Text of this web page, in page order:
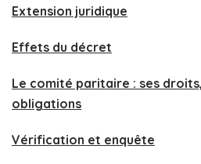
Extension juridique
Effets du décret
Le comité paritaire : ses
obligations
Vérification et enquête